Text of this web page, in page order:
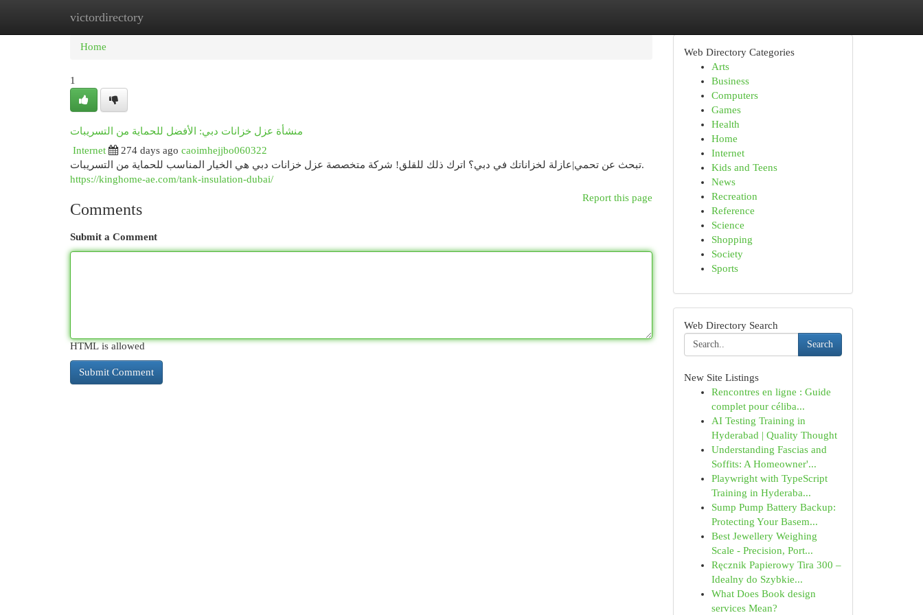
victordirectory
Home New Site Listings
Home
1
منشأة عزل خزانات دبي: الأفضل للحماية من التسريبات
Internet
274 days ago caoimhejjbo060322
تبحث عن تحمي|عازلة لخزاناتك في دبي؟ اترك ذلك للقلق! شركة متخصصة عزل خزانات دبي هي الخيار المناسب للحماية من التسريبات.
https://kinghome-ae.com/tank-insulation-dubai/
Report this page
Comments
Submit a Comment
HTML is allowed
Web Directory Categories
Arts
Business
Computers
Games
Health
Home
Internet
Kids and Teens
News
Recreation
Reference
Science
Shopping
Society
Sports
Web Directory Search
Search
New Site Listings
Rencontres en ligne : Guide
complet pour céliba...
AI Testing Training in
Hyderabad | Quality Thought
Understanding Fascias and
Soffits: A Homeowner'...
Playwright with TypeScript
Training in Hyderaba...
Sump Pump Battery Backup:
Protecting Your Basem...
Best Jewellery Weighing
Scale - Precision, Port...
Ręcznik Papierowy Tira 300 –
Idealny do Szybkie...
What Does Book design
services Mean?